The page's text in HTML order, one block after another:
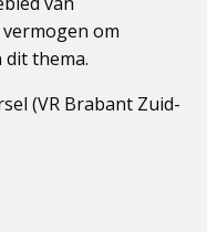
om
thema.
(VR Brabant Zuid-